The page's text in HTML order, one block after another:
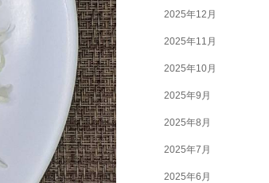
2025年12月
2025年11月
2025年10月
2025年9月
2025年8月
2025年7月
2025年6月